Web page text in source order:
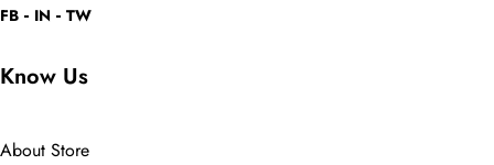
FB IN TW
Know Us
About Store